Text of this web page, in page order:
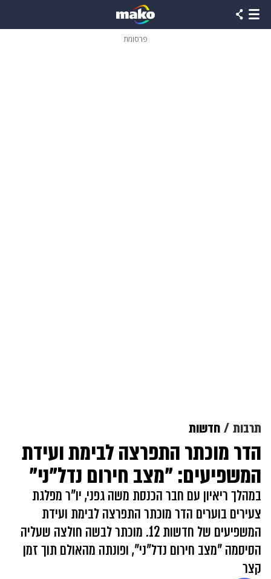
פרסומת
תרבות חדשות
הדר מוכתר התפרצה לבימת ועידת
המשפיעים: "מצב חירום נדל"ני"
במהלך ריאיון עם חבר הכנסת משה גפני, יו"ר מפלגת
צעירים בוערים הדר מוכתר התפרצה לבימת ועידת
המשפיעים של חדשות 12. מוכתר לבשה חולצה שעליה
הסיסמה "מצב חירום נדל"ני", ופונתה מהאולם תוך זמן
קצר